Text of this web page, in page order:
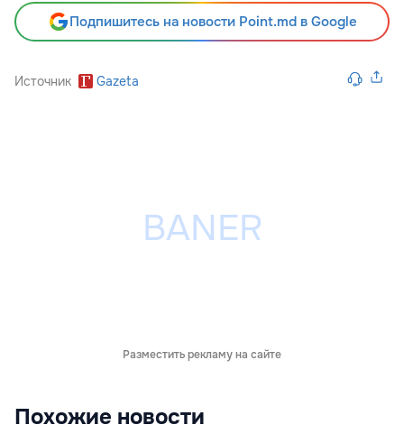
Подпишитесь на новости Point.md в Google
Источник Gazeta
Разместить рекламу на сайте
Похожие новости